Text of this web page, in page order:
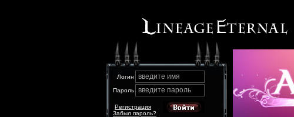
Логин введите имя
Пароль введите пароль
Забыл пароль?
Регистрация